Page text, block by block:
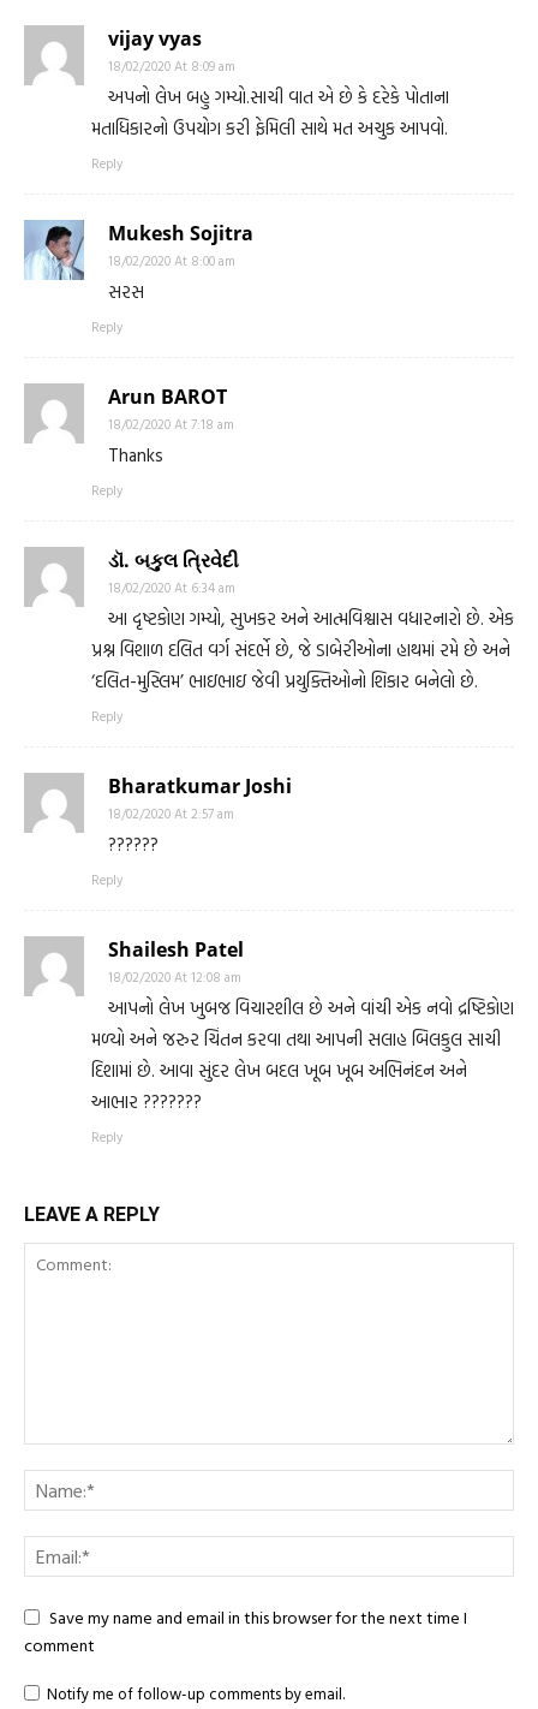
vijay vyas
18/02/2020 At 8:09 am
અપનો લેખ બહુ ગમ્યો.સાચી વાત એ છે કે દરેકે પોતાના
મતાધિકારનો ઉપયોગ કરી ફેમિલી સાથે મત અચુક આપવો.
Reply
Mukesh Sojitra
18/02/2020 At 8:00 am
સરસ
Reply
Arun BAROT
18/02/2020 At 7:18 am
Thanks
Reply
ડૉ. બકુલ ત્રિવેદી
18/02/2020 At 6:34 am
આ દૃષ્ટકોણ ગમ્યો, સુખકર અને આત્મવિશ્વાસ વધારનારો છે. એક
પ્રશ્ન વિશાળ દલિત વર્ગ સંદર્ભે છે, જે ડાબેરીઓના હાથમાં રમે છે અને
‘દલિત-મુસ્લિમ’ ભાઇભાઇ જેવી પ્રયુક્તિઓનો શિકાર બનેલો છે.
Reply
Bharatkumar Joshi
18/02/2020 At 2:57 am
??????
Reply
Shailesh Patel
18/02/2020 At 12:08 am
આપનો લેખ ખુબજ વિચારશીલ છે અને વાંચી એક નવો દ્રષ્ટિકોણ
મળ્યો અને જરુર ચિંતન કરવા તથા આપની સલાહ બિલકુલ સાચી
દિશામાં છે. આવા સુંદર લેખ બદલ ખૂબ ખૂબ અભિનંદન અને
આભાર ???????
Reply
LEAVE A REPLY
Save my name and email in this browser for the next time I
comment
Notify me of follow-up comments by email.